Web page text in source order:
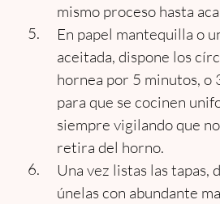
mismo proceso hasta
En papel mantequilla o
aceitada, dispone los
hornea por 5 minutos, o
para que se cocinen
siempre vigilando que
retira del horno.
Una vez listas las tapas,
únelas con abundante